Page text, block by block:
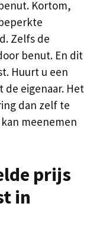
Kortom,
Zelfs de
benut. En dit
Huurt u een
de eigenaar. Het
dan zelf te
meenemen
prijs
in